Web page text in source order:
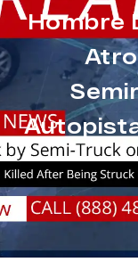
Hombre